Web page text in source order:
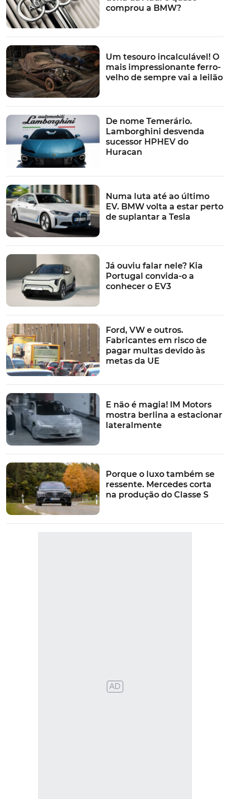
comprou a BMW?
Um tesouro incalculável! O
mais impressionante ferro-
velho de sempre vai a leilão
De nome Temerário.
Lamborghini desvenda
sucessor HPHEV do
Huracan
Numa luta até ao último
EV. BMW volta a estar perto
de suplantar a Tesla
Já ouviu falar nele? Kia
Portugal convida-o a
conhecer o EV3
Ford, VW e outros.
Fabricantes em risco de
pagar multas devido às
metas da UE
E não é magia! IM Motors
mostra berlina a estacionar
lateralmente
Porque o luxo também se
ressente. Mercedes corta
na produção do Classe S